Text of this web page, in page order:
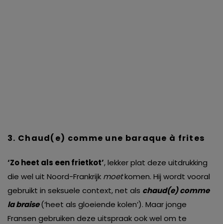
3. Chaud(e) comme une baraque à frites
‘Zo heet als een frietkot’, lekker plat deze uitdrukking
die wel uit Noord-Frankrijk moetkomen. Hij wordt vooral
gebruikt in seksuele context, net als chaud(e) comme
la braise(‘heet als gloeiende kolen’). Maar jonge
Fransen gebruiken deze uitspraak ook wel om te